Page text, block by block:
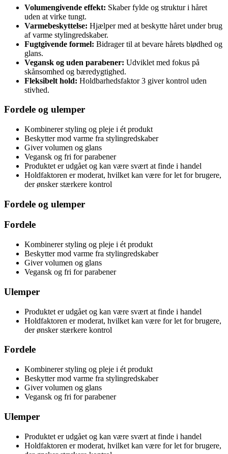
Volumengivende effekt: Skaber fylde og struktur i håret
uden at virke tungt.
Varmebeskyttelse: Hjælper med at beskytte håret under brug
af varme stylingredskaber.
Fugtgivende formel: Bidrager til at bevare hårets blødhed og
glans.
Vegansk og uden parabener: Udviklet med fokus på
skånsomhed og bæredygtighed.
Fleksibelt hold: Holdbarhedsfaktor 3 giver kontrol uden
stivhed.
Fordele og ulemper
Kombinerer styling og pleje i ét produkt
Beskytter mod varme fra stylingredskaber
Giver volumen og glans
Vegansk og fri for parabener
Produktet er udgået og kan være svært at finde i handel
Holdfaktoren er moderat, hvilket kan være for let for brugere,
der ønsker stærkere kontrol
Fordele og ulemper
Fordele
Kombinerer styling og pleje i ét produkt
Beskytter mod varme fra stylingredskaber
Giver volumen og glans
Vegansk og fri for parabener
Ulemper
Produktet er udgået og kan være svært at finde i handel
Holdfaktoren er moderat, hvilket kan være for let for brugere,
der ønsker stærkere kontrol
Fordele
Kombinerer styling og pleje i ét produkt
Beskytter mod varme fra stylingredskaber
Giver volumen og glans
Vegansk og fri for parabener
Ulemper
Produktet er udgået og kan være svært at finde i handel
Holdfaktoren er moderat, hvilket kan være for let for brugere,